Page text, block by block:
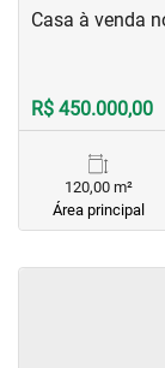
Casa à venda
R$ 450.000,00
120,00 m²
Área principal